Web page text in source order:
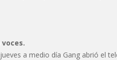
voces.
a medio día Gang abrió el